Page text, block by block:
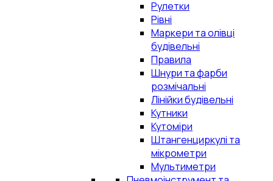
Рулетки
Рівні
Маркери та олівці
будівельні
Правила
Шнури та фарби
розмічальні
Лінійки будівельні
Кутники
Кутоміри
Штангенциркулі та
мікрометри
Мультиметри